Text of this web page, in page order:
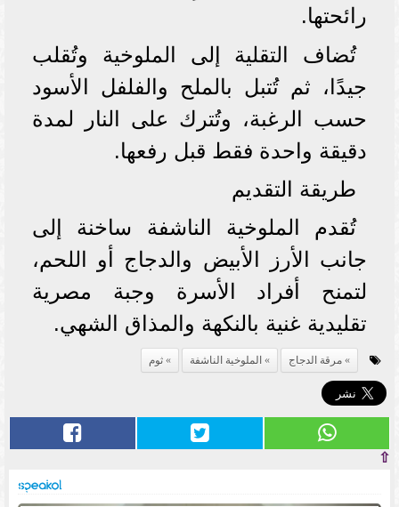
رائحتها.
تُضاف التقلية إلى الملوخية وتُقلب
جيدًا، ثم تُتبل بالملح والفلفل الأسود
حسب الرغبة، وتُترك على النار لمدة
دقيقة واحدة فقط قبل رفعها.
طريقة التقديم
تُقدم الملوخية الناشفة ساخنة إلى
جانب الأرز الأبيض والدجاج أو اللحم،
لتمنح أفراد الأسرة وجبة مصرية
تقليدية غنية بالنكهة والمذاق الشهي.
مرقة الدجاج الملوخية الناشفة ثوم
⇧